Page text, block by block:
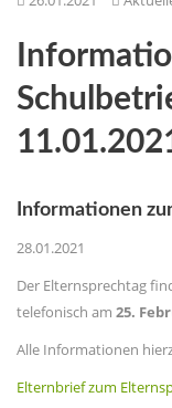
Informationen
28.01.2021
Der Elternsprechtag
telefonisch am 25.
Alle Informationen
Elternbrief zum